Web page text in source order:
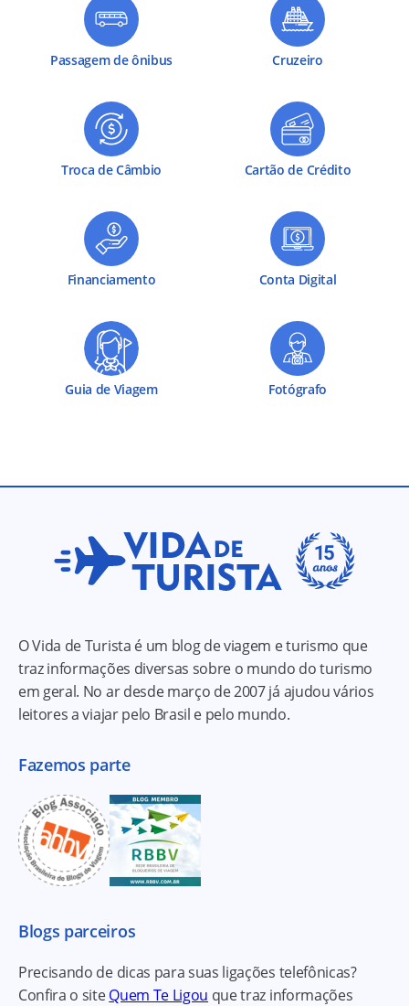
Passagem de ônibus Cruzeiro
Troca de Câmbio Cartão de Crédito
Financiamento Conta Digital
Guia de Viagem Fotógrafo
O Vida de Turista é um blog de viagem e turismo que
traz informações diversas sobre o mundo do turismo
em geral. No ar desde março de 2007 já ajudou vários
leitores a viajar pelo Brasil e pelo mundo.
Fazemos parte
Blogs parceiros
Precisando de dicas para suas ligações telefônicas?
Confira o siteQuem Te Ligou que traz informações